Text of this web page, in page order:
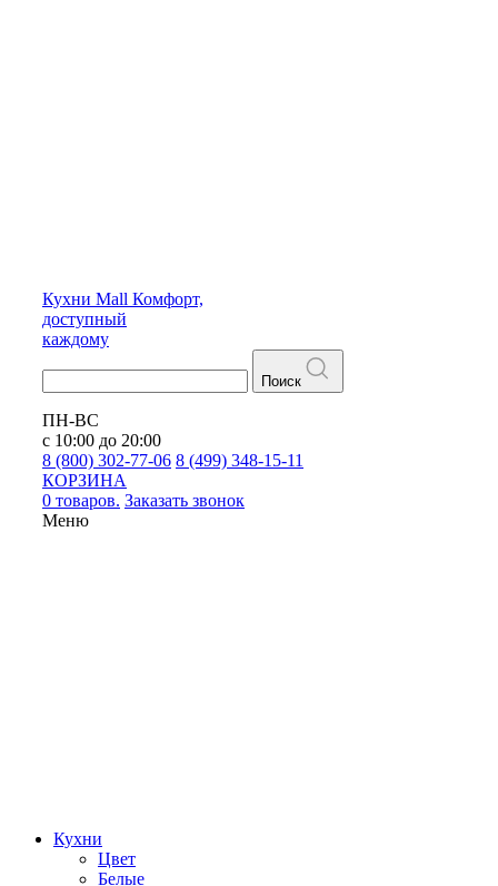
Кухни Mall Комфорт,
доступный
каждому
Поиск
ПН-ВС
с 10:00 до 20:00
8 (800) 302-77-06 8 (499) 348-15-11
КОРЗИНА
0 товаров. Заказать звонок
Меню
Кухни
Цвет
Белые